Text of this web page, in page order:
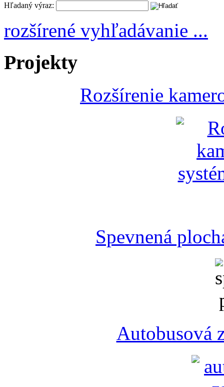
Hľadaný výraz:
rozšírené vyhľadávanie ...
Projekty
Rozšírenie
Spevnená
Autobusová